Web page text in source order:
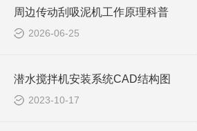
周边传动刮吸泥机工作原理科普
2026-06-25
潜水搅拌机安装系统CAD结构图
2023-10-17